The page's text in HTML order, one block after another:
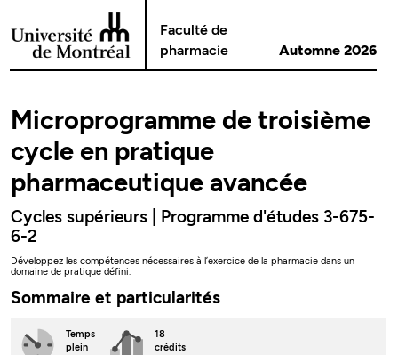
Passer au contenu
Faculté de
pharmacie
Automne 2026
Microprogramme de troisième
cycle en pratique
pharmaceutique avancée
Cycles supérieurs | Programme d'études 3-675-
6-2
Développez les compétences nécessaires à l’exercice de la pharmacie dans un
domaine de pratique défini.
Sommaire et particularités
Temps
plein
18
crédits